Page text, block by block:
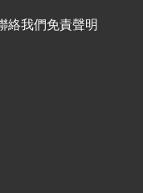
絡我們免責聲明